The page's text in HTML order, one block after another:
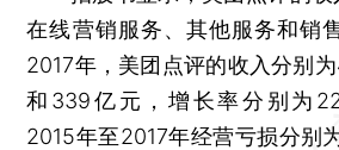
在线营销服务、其他服务和销
2017年，美团点评的收入分别
和339亿元，增长率分别为
2015年至2017年经营亏损分别